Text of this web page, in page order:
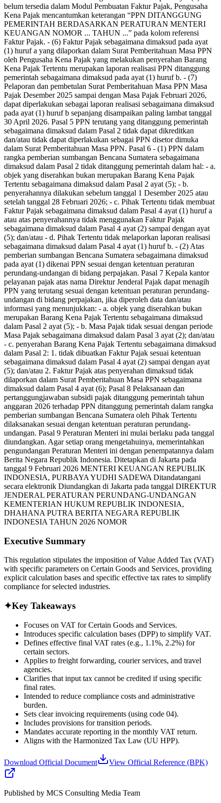
Executive Summary
This regulation stipulates the imposition of Value Added Tax (VAT)
with specific parameters on Certain Goods and Services, providing
explicit calculation bases and specific effective tax rates to simplify
compliance for selected industries.
✦Key Takeaways
Focuses on VAT for Certain Goods and Services.
Introduces specific calculation bases (DPP) to simplify VAT.
Defines effective final VAT rates (e.g., 1.1%, 2.2%) for
certain sectors.
Applies to freight forwarding, courier services, and travel
agencies.
Clarifies that input tax cannot be credited if using specific
final rates.
Intended to reduce compliance costs and administrative
burden.
Sets clear invoicing requirements (using code 04).
Includes provisions for transition periods.
Mandates accurate reporting in the monthly VAT return.
Aligns with the Harmonized Tax Law (UU HPP).
Download Official Document View Official Reference (BPK)
Published by MCS Consulting Media Team